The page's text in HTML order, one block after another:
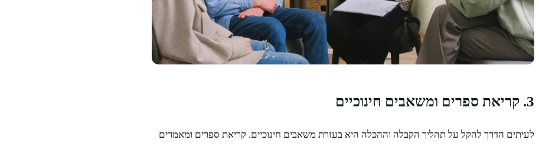
3. קריאת ספרים ומשאבים חינוכיים
לעיתים הדרך להקל על תהליך הקבלה וההכלה היא בעזרת משאבים חינוכיים. קריאת ספרים ומאמרים